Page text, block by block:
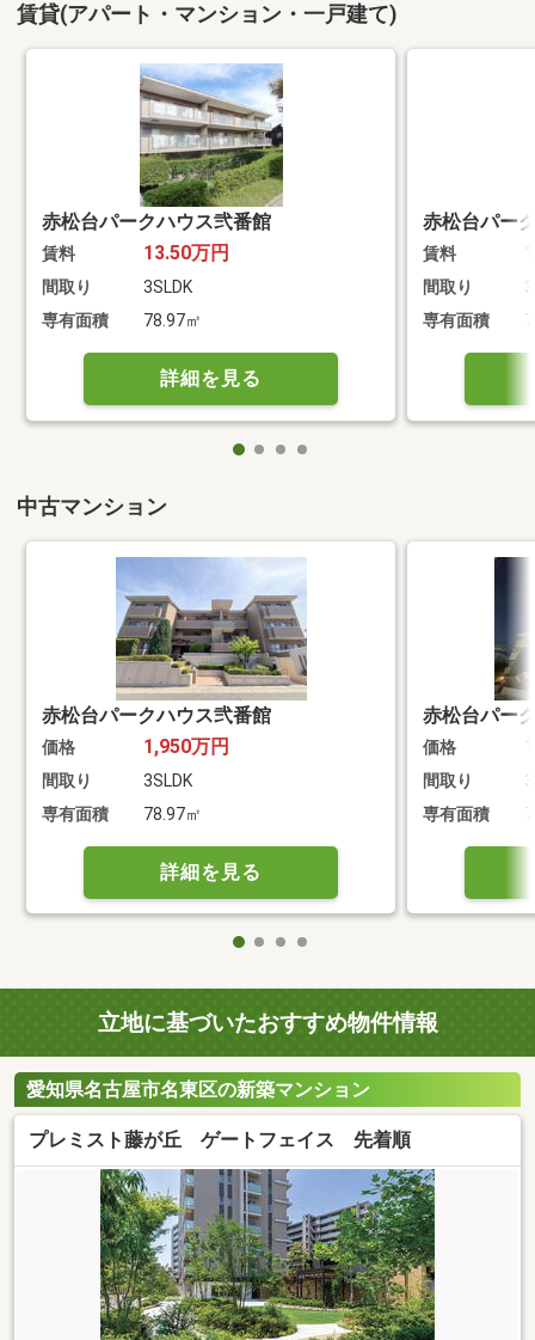
賃貸(アパート・マンション・一戸建て)
赤松台パークハウス弐番館
賃料 13.50万円
間取り
3SLDK
専有面積
78.97㎡
詳細を見る
赤松台パー
賃料
間取り
専有面積
中古マンション
赤松台パークハウス弐番館
価格 1,950万円
間取り
3SLDK
専有面積
78.97㎡
詳細を見る
赤松台パー
価格
間取り
専有面積
立地に基づいたおすすめ物件情報
愛知県名古屋市名東区の新築マンション
プレミスト藤が丘 ゲートフェイス 先着順